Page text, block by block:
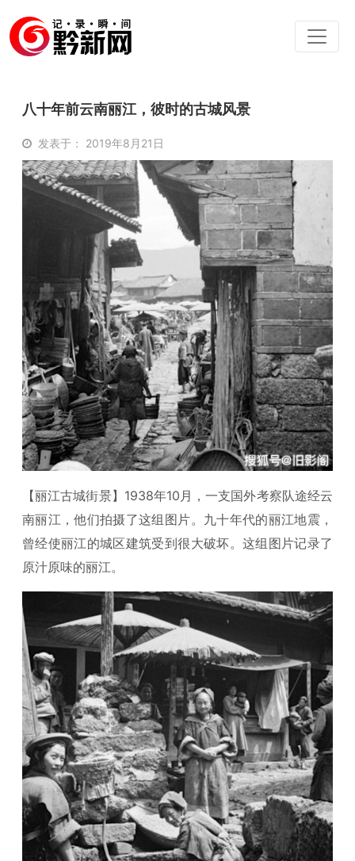
八十年前云南丽江，彼时的古城风景
发表于： 2019年8月21日
【丽江古城街景】1938年10月，一支国外考察队途经云
南丽江，他们拍摄了这组图片。九十年代的丽江地震，
曾经使丽江的城区建筑受到很大破坏。这组图片记录了
原汁原味的丽江。